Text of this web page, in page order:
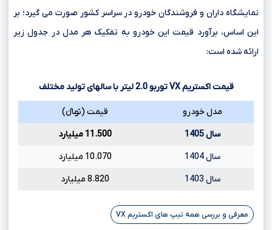
نمایشگاه داران و فروشندگان خودرو در سراسر کشور صورت می گیرد؛ بر
این اساس، برآورد قیمت این خودرو به تفکیک هر مدل در جدول زیر
ارائه شده است:
قیمت اکستریمVXتوربو2.0لیتر با سالهای تولید مختلف
مدل خودرو
قیمت (تومانءءء)
سال 1405
11.500 میلیارد
سال 1404
10.070 میلیارد
سال 1403
8.820 میلیارد
معرفی و بررسی همه تیپ های اکستریم VX